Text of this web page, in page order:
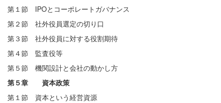
第１節 IPOとコーポレートガバナンス
第２節 社外役員選定の切り口
第３節 社外役員に対する役割期待
第４節 監査役等
第５節 機関設計と会社の動かし方
第５章 資本政策
第１節 資本という経営資源